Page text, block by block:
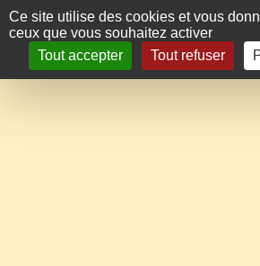
Panneau de gestion des cookies
Ce site utilise des cookies et vous
ceux que vous souhaitez activer
Tout accepter
Tout refuser